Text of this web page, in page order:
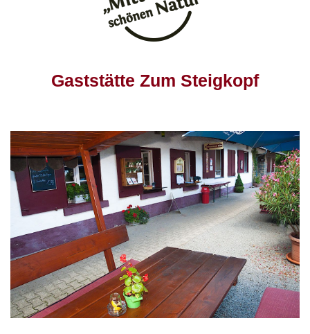
Gaststätte Zum Steigkopf